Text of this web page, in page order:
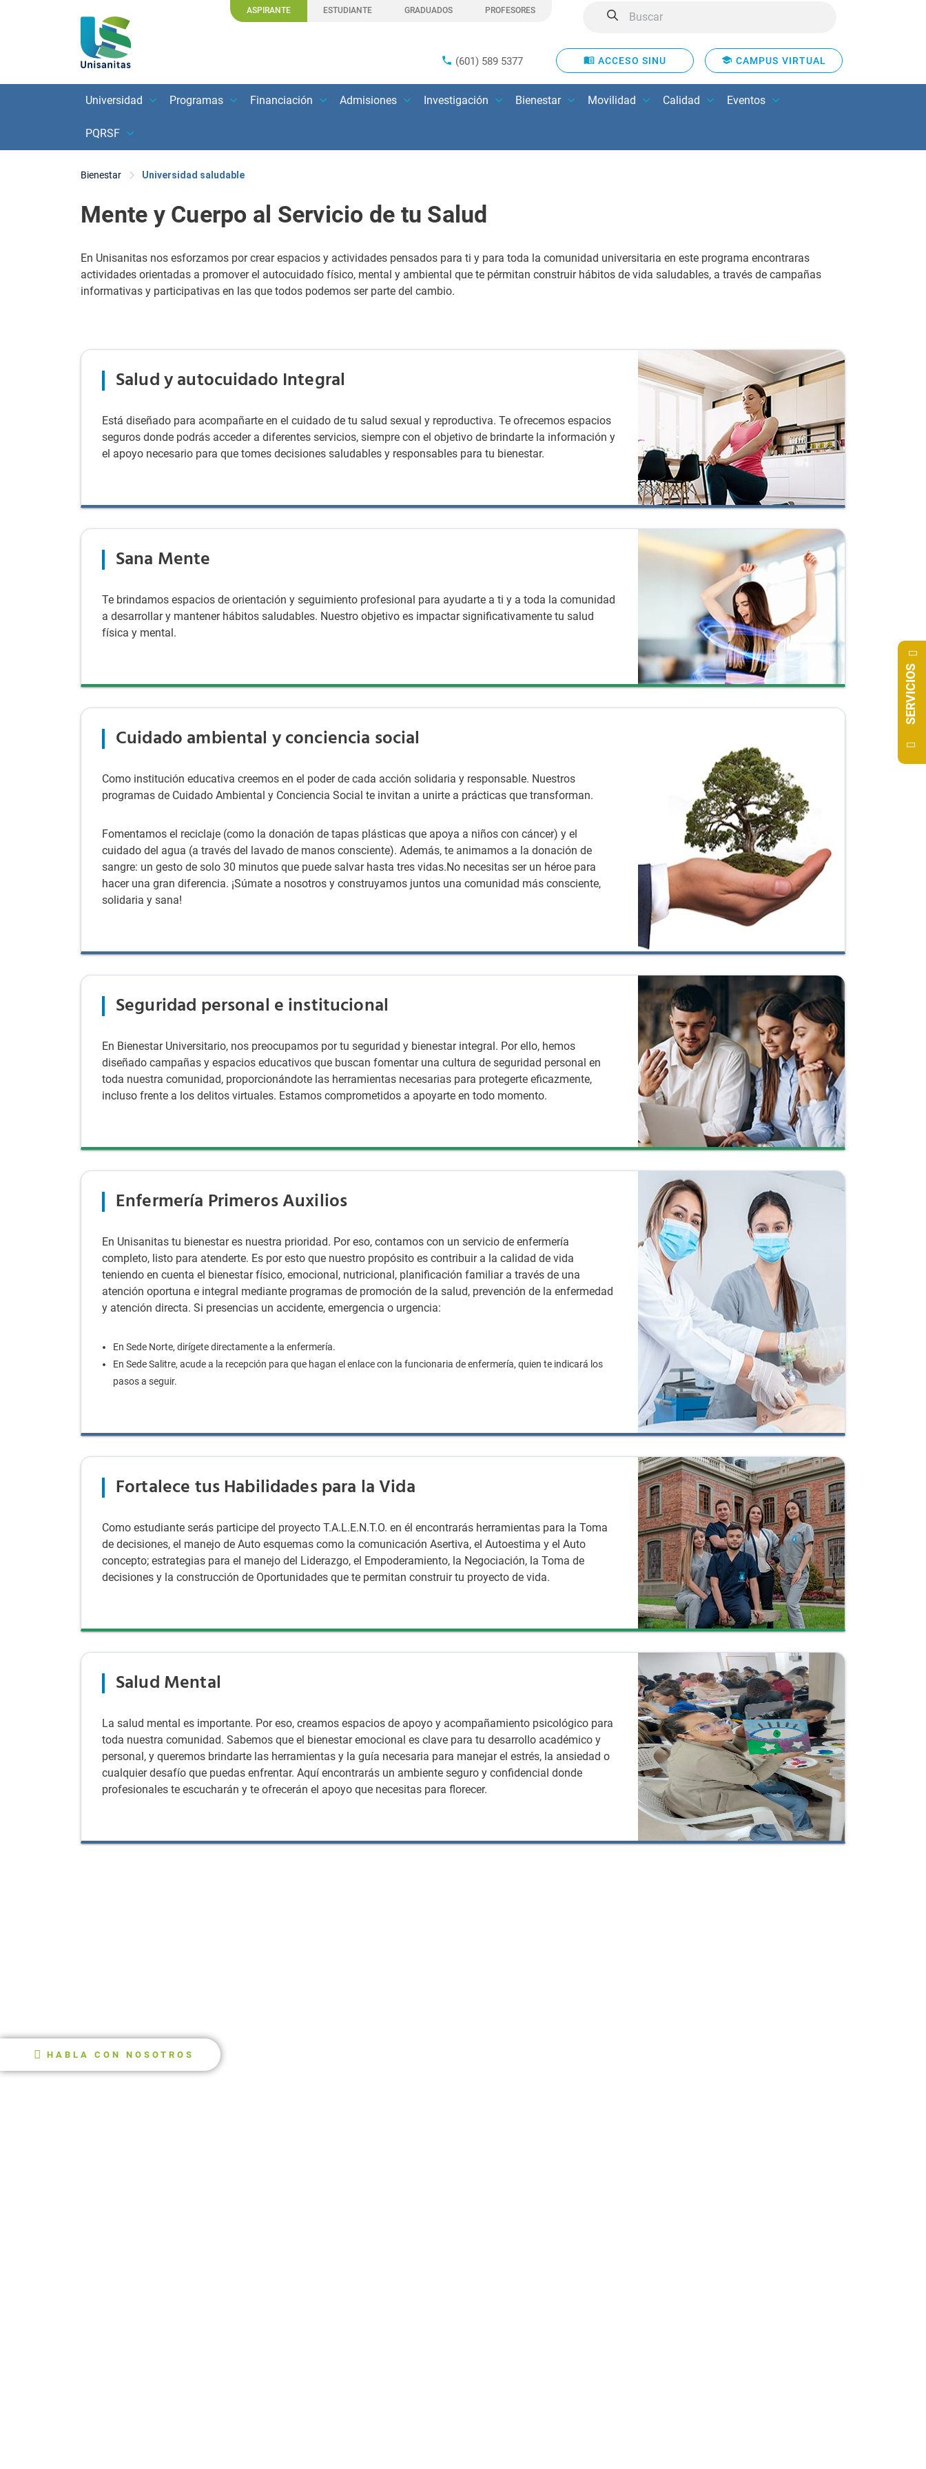
ASPIRANTE ESTUDIANTE GRADUADOS PROFESORES
(601) 589 5377 ACCESO SINU CAMPUS VIRTUAL
Universidad Programas Financiación Admisiones Investigación Bienestar Movilidad Calidad Eventos
PQRSF
Bienestar Universidad saludable
HABLA CON NOSOTROS
Mente y Cuerpo al Servicio de tu Salud
En Unisanitas nos esforzamos por crear espacios y actividades pensados para ti y para toda la comunidad universitaria en este programa encontraras
actividades orientadas a promover el autocuidado físico, mental y ambiental que te pérmitan construir hábitos de vida saludables, a través de campañas
informativas y participativas en las que todos podemos ser parte del cambio.
Salud y autocuidado Integral
Está diseñado para acompañarte en el cuidado de tu salud sexual y reproductiva. Te ofrecemos espacios
seguros donde podrás acceder a diferentes servicios, siempre con el objetivo de brindarte la información y
el apoyo necesario para que tomes decisiones saludables y responsables para tu bienestar.
Sana Mente
Te brindamos espacios de orientación y seguimiento profesional para ayudarte a ti y a toda la comunidad
a desarrollar y mantener hábitos saludables. Nuestro objetivo es impactar significativamente tu salud
física y mental.
Cuidado ambiental y conciencia social
Como institución educativa creemos en el poder de cada acción solidaria y responsable. Nuestros
programas de Cuidado Ambiental y Conciencia Social te invitan a unirte a prácticas que transforman.
Fomentamos el reciclaje (como la donación de tapas plásticas que apoya a niños con cáncer) y el
cuidado del agua (a través del lavado de manos consciente). Además, te animamos a la donación de
sangre: un gesto de solo 30 minutos que puede salvar hasta tres vidas.No necesitas ser un héroe para
hacer una gran diferencia. ¡Súmate a nosotros y construyamos juntos una comunidad más consciente,
solidaria y sana!
Seguridad personal e institucional
En Bienestar Universitario, nos preocupamos por tu seguridad y bienestar integral. Por ello, hemos
diseñado campañas y espacios educativos que buscan fomentar una cultura de seguridad personal en
toda nuestra comunidad, proporcionándote las herramientas necesarias para protegerte eficazmente,
incluso frente a los delitos virtuales. Estamos comprometidos a apoyarte en todo momento.
Enfermería Primeros Auxilios
En Unisanitas tu bienestar es nuestra prioridad. Por eso, contamos con un servicio de enfermería
completo, listo para atenderte. Es por esto que nuestro propósito es contribuir a la calidad de vida
teniendo en cuenta el bienestar físico, emocional, nutricional, planificación familiar a través de una
atención oportuna e integral mediante programas de promoción de la salud, prevención de la enfermedad
y atención directa. Si presencias un accidente, emergencia o urgencia:
En Sede Norte, dirígete directamente a la enfermería.
En Sede Salitre, acude a la recepción para que hagan el enlace con la funcionaria de enfermería, quien te indicará los
pasos a seguir.
Fortalece tus Habilidades para la Vida
Como estudiante serás participe del proyecto T.A.L.E.N.T.O. en él encontrarás herramientas para la Toma
de decisiones, el manejo de Auto esquemas como la comunicación Asertiva, el Autoestima y el Auto
concepto; estrategias para el manejo del Liderazgo, el Empoderamiento, la Negociación, la Toma de
decisiones y la construcción de Oportunidades que te permitan construir tu proyecto de vida.
Salud Mental
La salud mental es importante. Por eso, creamos espacios de apoyo y acompañamiento psicológico para
toda nuestra comunidad. Sabemos que el bienestar emocional es clave para tu desarrollo académico y
personal, y queremos brindarte las herramientas y la guía necesaria para manejar el estrés, la ansiedad o
cualquier desafío que puedas enfrentar. Aquí encontrarás un ambiente seguro y confidencial donde
profesionales te escucharán y te ofrecerán el apoyo que necesitas para florecer.
SERVICIOS